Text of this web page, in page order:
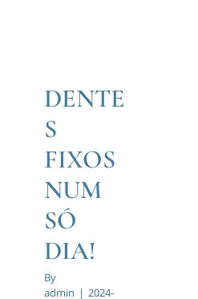
DENTE
S
FIXOS
NUM
SÓ
DIA!
By
admin | 2024-